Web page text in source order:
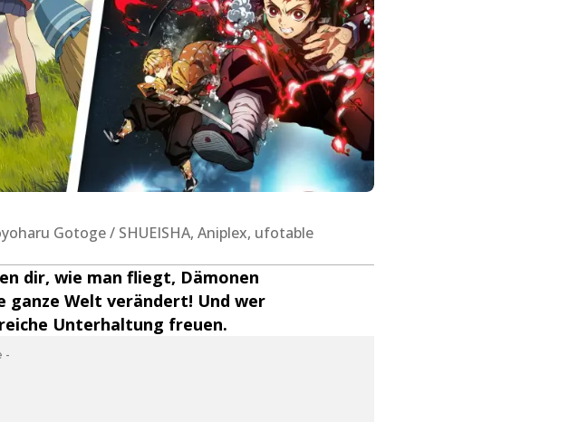
Gotoge / SHUEISHA, Aniplex, ufotable
dir, wie man fliegt, Dämonen
Welt verändert! Und wer
Unterhaltung freuen.
-